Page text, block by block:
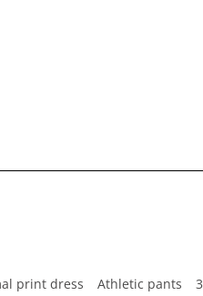
print dress Athletic pants